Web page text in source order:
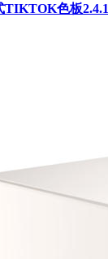
TIKTOK色板2.4.1